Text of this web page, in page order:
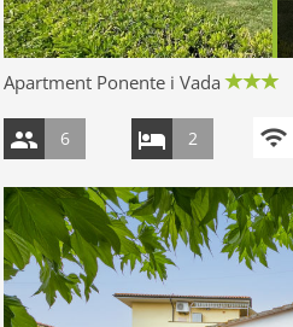
Apartment Ponente i Vada
6 2